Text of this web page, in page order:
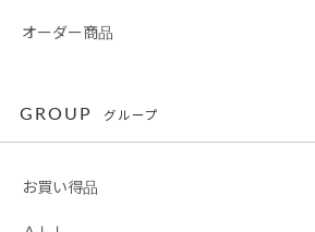
オーダー商品
GROUP グループ
お買い得品